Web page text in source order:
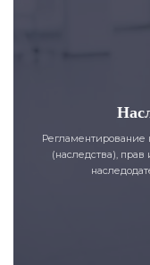
(наследства),